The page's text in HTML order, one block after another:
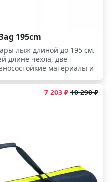
195cm
лыж длиной до 195 см.
длине чехла, две
материалы и
7 203 ₽ 10 290 ₽